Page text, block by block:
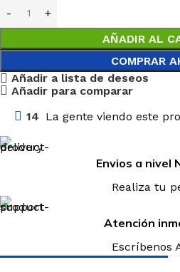
AÑADIR AL
COMPRAR
Añadir a lista de deseos
Añadir para comparar
14 La gente viendo este
Envios a nivel
Realiza tu
Atención
Escríbenos